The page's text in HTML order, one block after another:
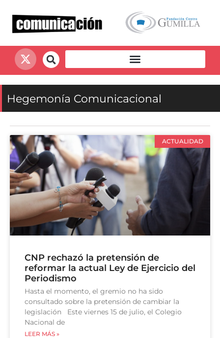
Hegemonía Comunicacional
ACTUALIDAD
CNP rechazó la pretensión de
reformar la actual Ley de Ejercicio del
Periodismo
Hasta el momento, el gremio no ha sido
consultado sobre la pretensión de cambiar la
legislación Este viernes 15 de julio, el Colegio
Nacional de
LEER MÁS »